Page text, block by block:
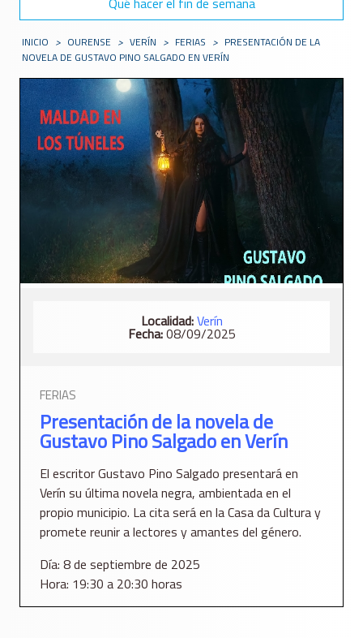
INICIO > OURENSE > VERÍ­N > FERIAS > PRESENTACIÓN DE LA
NOVELA DE GUSTAVO PINO SALGADO EN VERÍN
Localidad:Verí­n
Fecha:08/09/2025
FERIAS
Presentación de la novela de
Gustavo Pino Salgado en Verín
El escritor Gustavo Pino Salgado presentará en
Verín su última novela negra, ambientada en el
propio municipio. La cita será en la Casa da Cultura y
promete reunir a lectores y amantes del género.
Día: 8 de septiembre de 2025
Hora: 19:30 a 20:30 horas